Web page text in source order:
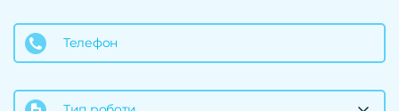
Телефон